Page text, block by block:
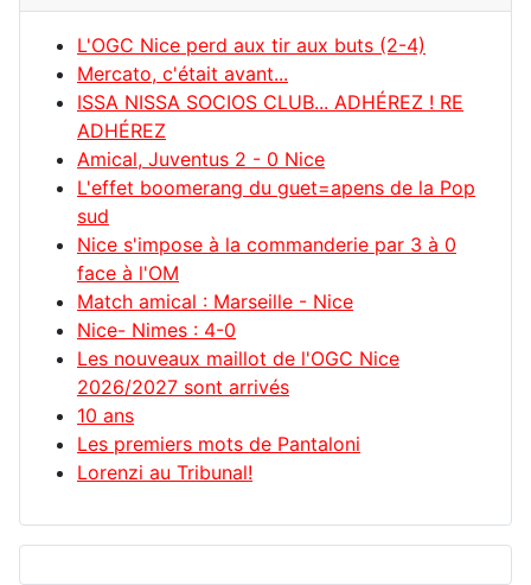
L'OGC Nice perd aux tir aux buts (2-4)
Mercato, c'était avant...
ISSA NISSA SOCIOS CLUB... ADHÉREZ ! RE
ADHÉREZ
Amical, Juventus 2 - 0 Nice
L'effet boomerang du guet=apens de la Pop
sud
Nice s'impose à la commanderie par 3 à 0
face à l'OM
Match amical : Marseille - Nice
Nice- Nimes : 4-0
Les nouveaux maillot de l'OGC Nice
2026/2027 sont arrivés
10 ans
Les premiers mots de Pantaloni
Lorenzi au Tribunal!